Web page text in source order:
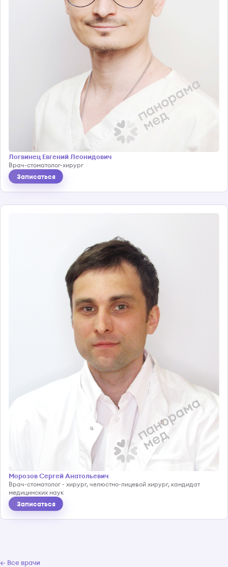
Логвинец Евгений Леонидович
Врач-стоматолог-хирург
Записаться
Морозов Сергей Анатольевич
Врач-стоматолог - хирург, челюстно-лицевой хирург, кандидат
медицинских наук
Записаться
← Все врачи